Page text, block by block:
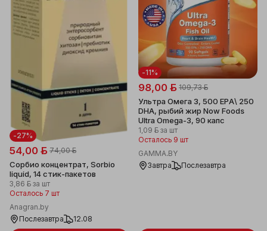
-27%
54,00 ƃ 74,00 ƃ
Сорбио концентрат, Sorbio
liquid, 14 стик-пакетов
3,86 ƃ за шт
Осталось 7 шт
Anagran.by
Послезавтра
12.08
-11%
98,00 ƃ 109,73 ƃ
Ультра Омега 3, 500 EPA\ 250
DHA, рыбий жир Now Foods
Ultra Omega-3, 90 капс
1,09 ƃ за шт
Осталось 9 шт
GAMMA.BY
Завтра
Послезавтра